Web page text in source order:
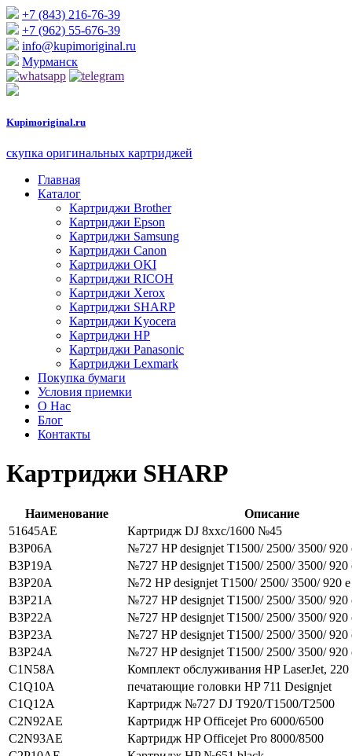
+7 (843) 216-76-39
+7 (962) 55-676-39
info@kupimoriginal.ru
Мурманск
Kupimoriginal.ru
скупка оригинальных картриджей
Главная
Каталог
Картриджи Brother
Картриджи Epson
Картриджи Samsung
Картриджи Canon
Картриджи OKI
Картриджи RICOH
Картриджи Xerox
Картриджи SHARP
Картриджи Kyocera
Картриджи HP
Картриджи Panasonic
Картриджи Lexmark
Покупка бумаги
Условия приемки
О Нас
Блог
Контакты
Картриджи SHARP
Наименование
Описание
51645AE
Картридж DJ 8xxc/1600 №45
B3P06A
№727 HP designjet T1500/ 2500/ 3500/ 920
B3P19A
№727 HP designjet T1500/ 2500/ 3500/ 920
B3P20A
№72 HP designjet T1500/ 2500/ 3500/ 920
B3P21A
№727 HP designjet T1500/ 2500/ 3500/ 920
B3P22A
№727 HP designjet T1500/ 2500/ 3500/ 920
B3P23A
№727 HP designjet T1500/ 2500/ 3500/ 920
B3P24A
№727 HP designjet T1500/ 2500/ 3500/ 920
C1N58A
Комплект обслуживания HP LaserJet,
C1Q10A
печатающие головки HP 711 Designjet
C1Q12A
Картридж №727 DJ T920/T1500/T2500
C2N92AE
Картридж HP Officejet Pro 6000/6500
C2N93AE
Картридж HP Officejet Pro 8000/8500